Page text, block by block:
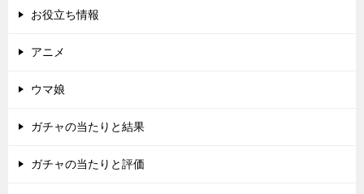
お役立ち情報
アニメ
ウマ娘
ガチャの当たりと結果
ガチャの当たりと評価